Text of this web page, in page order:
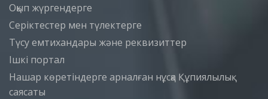
Оқып жүргендерге
Серіктестер мен түлектерге
Түсу емтихандары және реквизиттер
Iшкi портал
Нашар көретіндерге арналған нұсқа Құпиялылық
саясаты